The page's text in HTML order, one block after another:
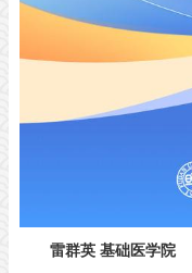
雷群英 基础医学院